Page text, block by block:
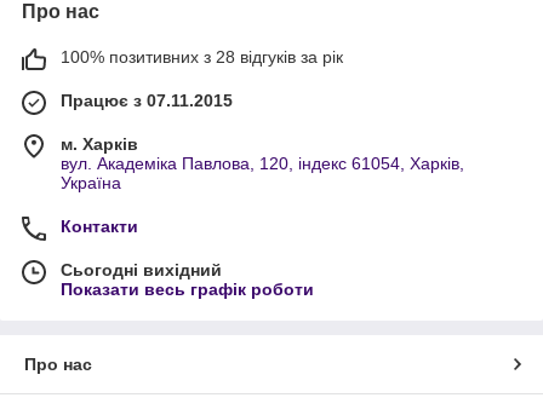
Про нас
100% позитивних з 28 відгуків за рік
Працює з 07.11.2015
м. Харків
вул. Академіка Павлова, 120, індекс 61054, Харків,
Україна
Контакти
Сьогодні вихідний
Показати весь графік роботи
Про нас